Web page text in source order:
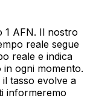
1 AFN. Il nostro
reale segue
reale e indica
ogni momento.
tasso evolve a
informeremo